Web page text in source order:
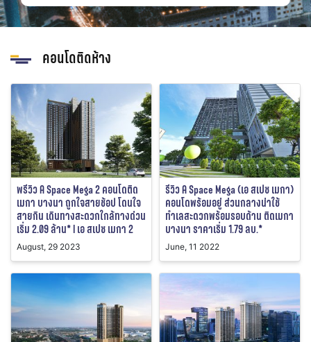
คอนโดติดห้าง
พรีวิว A Space Mega 2 คอนโดติด
เมกา บางนา ถูกใจสายช้อป โดนใจ
สายกิน เดินทางสะดวกใกล้ทางด่วน
เริ่ม 2.09 ล้าน* l เอ สเปซ เมกา 2
August, 29 2023
รีวิว A Space Mega (เอ สเปซ เมกา)
คอนโดพร้อมอยู่ ส่วนกลางน่าใช้
ทำเลสะดวกพร้อมรอบด้าน ติดเมกา
บางนา ราคาเริ่ม 1.79 ลบ.*
June, 11 2022